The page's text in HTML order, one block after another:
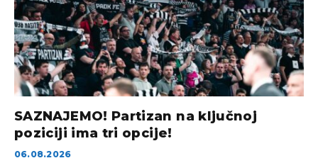
SAZNAJEMO! Partizan na ključnoj
poziciji ima tri opcije!
06.08.2026